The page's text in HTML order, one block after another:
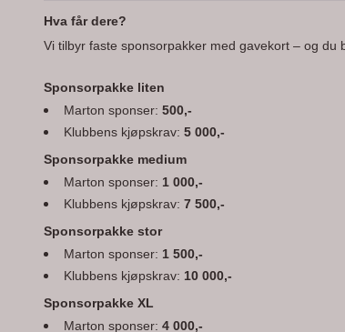
Hva får dere?
Vi tilbyr faste sponsorpakker med gavekort – og
Sponsorpakke liten
Marton sponser: 500,-
Klubbens kjøpskrav: 5 000,-
Sponsorpakke medium
Marton sponser: 1 000,-
Klubbens kjøpskrav: 7 500,-
Sponsorpakke stor
Marton sponser: 1 500,-
Klubbens kjøpskrav: 10 000,-
Sponsorpakke XL
Marton sponser: 4 000,-